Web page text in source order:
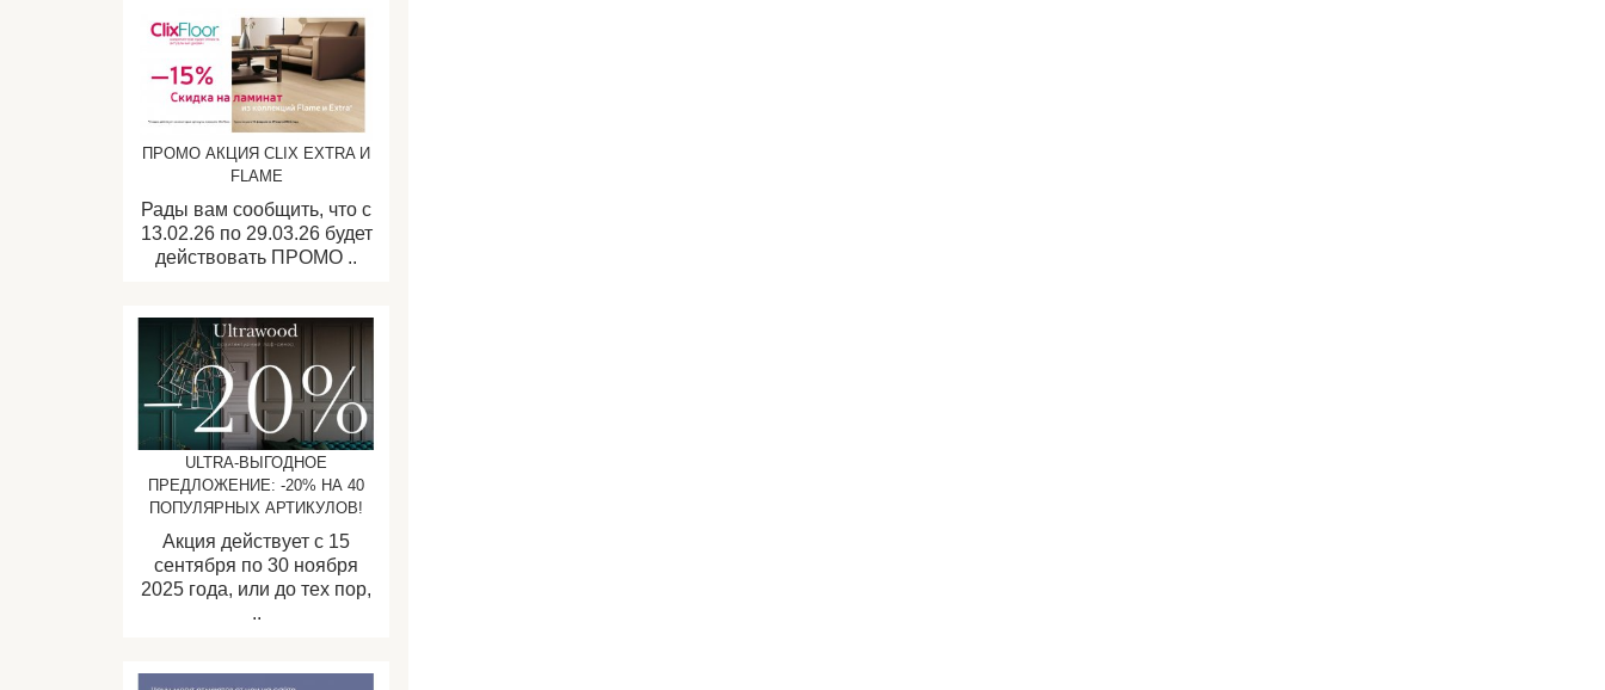
ПРОМО АКЦИЯ CLIX EXTRA И
FLAME
Рады вам сообщить, что с
13.02.26 по 29.03.26 будет
действовать ПРОМО ..
ULTRA-ВЫГОДНОЕ
ПРЕДЛОЖЕНИЕ: -20% НА 40
ПОПУЛЯРНЫХ АРТИКУЛОВ!
Акция действует с 15
сентября по 30 ноября
2025 года, или до тех пор,
..